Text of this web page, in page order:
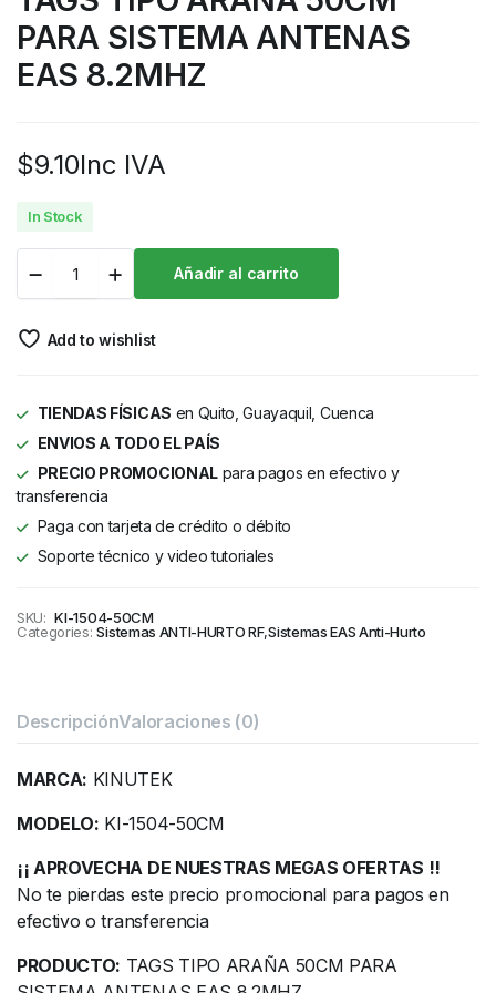
PARA SISTEMA ANTENAS
EAS 8.2MHZ
$9.10Inc IVA
In Stock
Añadir al carrito
Add to wishlist
TIENDAS FÍSICAS en Quito, Guayaquil, Cuenca
ENVIOS A TODO EL PAÍS
PRECIO PROMOCIONALpara pagos en efectivo y
transferencia
Paga con tarjeta de crédito o débito
Soporte técnico y video tutoriales
SKU: KI-1504-50CM
Categories: Sistemas ANTI-HURTO RF,Sistemas EAS Anti-Hurto
DescripciónValoraciones (0)
MARCA: KINUTEK
MODELO: KI-1504-50CM
¡¡ APROVECHA DE NUESTRAS MEGAS OFERTAS !!
No te pierdas este precio promocional para pagos en
efectivo o transferencia
PRODUCTO: TAGS TIPO ARAÑA 50CM PARA